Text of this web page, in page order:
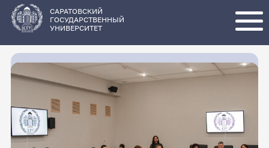
основному
содержанию
САРАТОВСКИЙ
ГОСУДАРСТВЕННЫЙ
УНИВЕРСИТЕТ